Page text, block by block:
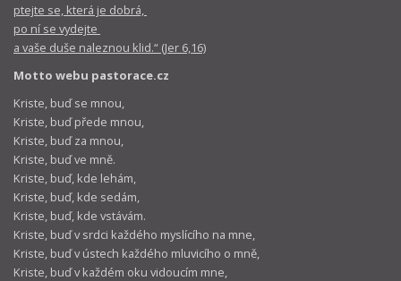
ptejte se, která je dobrá,
po ní se vydejte
a vaše duše naleznou klid.“ (Jer 6,16)
Motto webu pastorace.cz
Kriste, buď se mnou,
Kriste, buď přede mnou,
Kriste, buď za mnou,
Kriste, buď ve mně.
Kriste, buď, kde lehám,
Kriste, buď, kde sedám,
Kriste, buď, kde vstávám.
Kriste, buď v srdci každého myslícího na mne,
Kriste, buď v ústech každého mluvicího o mně,
Kriste, buď v každém oku vidoucím mne,